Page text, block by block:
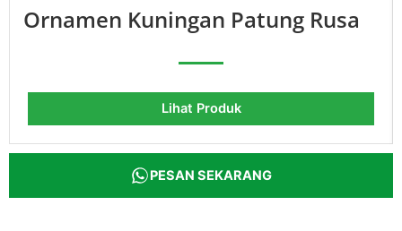
Ornamen Kuningan Patung Rusa
Lihat Produk
PESAN SEKARANG